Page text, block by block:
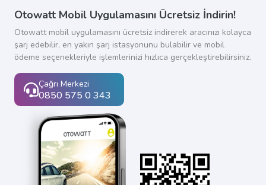
Otowatt Mobil Uygulamasını Ücretsiz İndirin!
Otowatt mobil uygulamasını ücretsiz indirerek aracınızı kolayca
şarj edebilir, en yakın şarj istasyonunu bulabilir ve mobil
ödeme seçenekleriyle işlemlerinizi hızlıca gerçekleştirebilirsiniz.
Çağrı Merkezi
0850 575 0 343